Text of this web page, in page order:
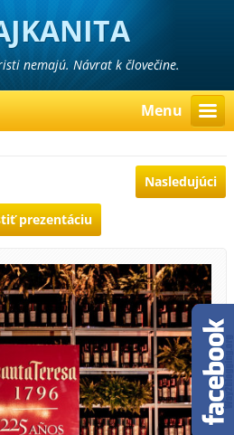
nemajú. Návrat k človečine.
Menu
Nasledujúci
prezentáciu